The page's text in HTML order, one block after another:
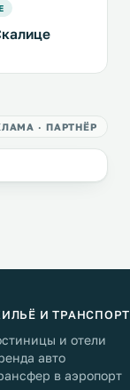
· ПАРТНЁР
И ТРАНСПОРТ
и отели
авто
в аэропорт